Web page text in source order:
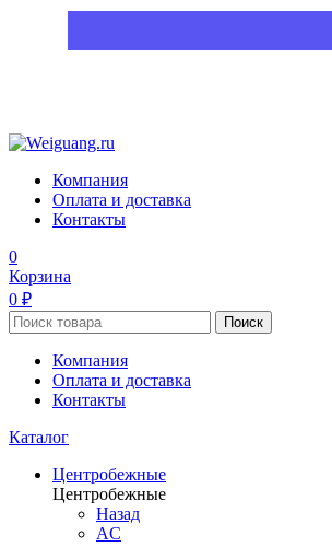
Компания
Оплата и доставка
Контакты
0
Корзина
0 ₽
Поиск
Компания
Оплата и доставка
Контакты
Каталог
Центробежные
Центробежные
Назад
AC